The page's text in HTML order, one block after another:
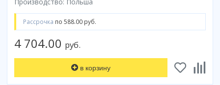
Рассрочка по 588.00 руб.
4 704.00 руб.
в корзину